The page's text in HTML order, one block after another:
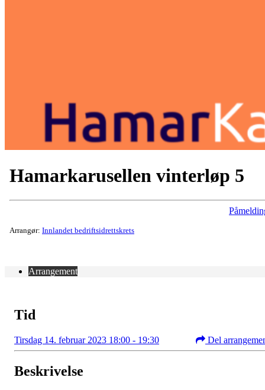
Hamarkarusellen vinterløp 5
Arrangør: Innlandet bedriftsidrettskrets
Arrangement
Tid
Tirsdag 14. februar 2023 18:00 - 19:30 Del
Beskrivelse